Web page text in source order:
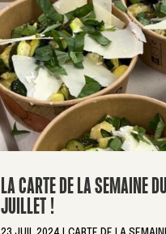
LA CARTE DE LA SEMAINE
JUILLET !